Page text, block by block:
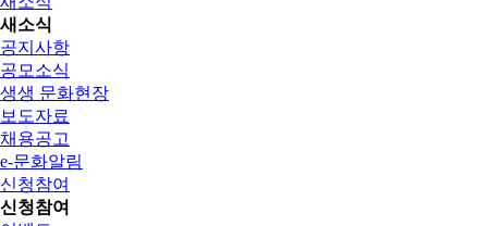
새소식
공지사항
공모소식
생생 문화현장
보도자료
채용공고
e-문화알림
신청참여
신청참여